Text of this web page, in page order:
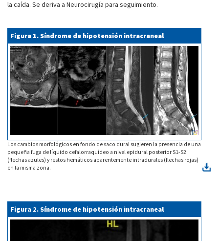
la caída. Se deriva a Neurocirugía para seguimiento.
Figura 1. Síndrome de hipotensión intracraneal
Los cambios morfológicos en fondo de saco dural sugieren la presencia de una
pequeña fuga de líquido cefalorraquídeo a nivel epidural posterior S1-S2
(flechas azules) y restos hemáticos aparentemente intradurales (flechas rojas)
en la misma zona.
Figura 2. Síndrome de hipotensión intracraneal